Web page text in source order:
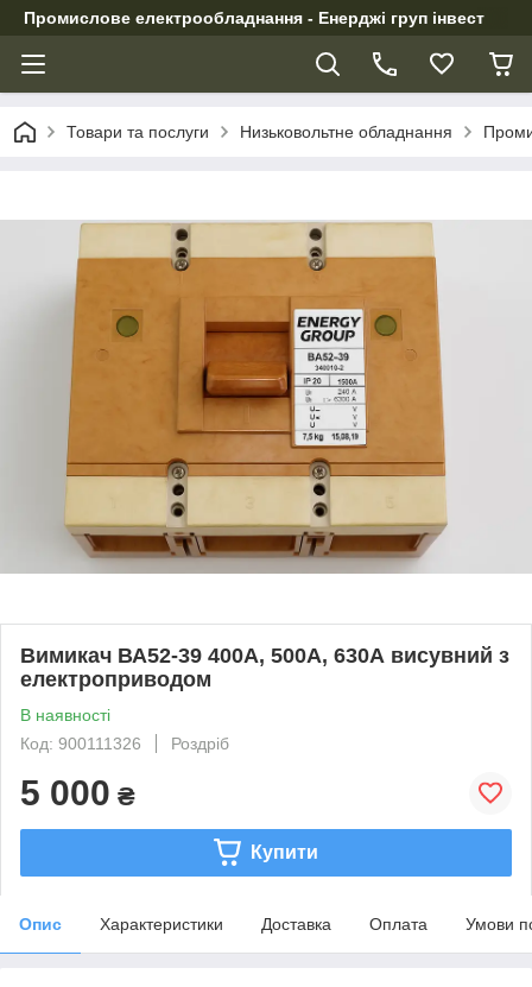
Промислове електрообладнання - Енерджі груп інвест
Товари та послуги Низьковольтне обладнання
Вимикач ВА52-39 400А, 500А, 630А висувний з
електроприводом
В наявності
Код: 900111326
Роздріб
5 000 ₴
Купити
Опис Характеристики Доставка Оплата Умови